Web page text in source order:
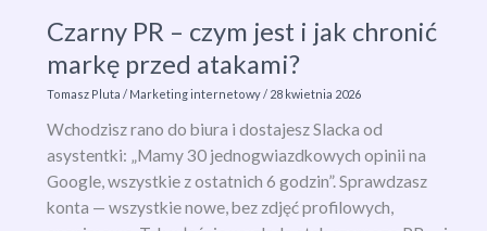
jest
i
kampaniami
szybciej?
Czarny PR – czym jest i jak chronić
markę przed atakami?
Tomasz Pluta / Marketing internetowy / 28 kwietnia 2026
Wchodzisz rano do biura i dostajesz Slacka od
asystentki: „Mamy 30 jednogwiazdkowych opinii na
Google, wszystkie z ostatnich 6 godzin”. Sprawdzasz
konta — wszystkie nowe, bez zdjęć profilowych,